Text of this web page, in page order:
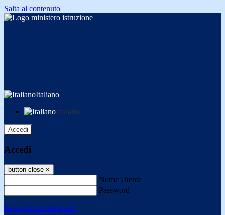
Salta al contenuto
Italiano
Italiano
Accedi
Accedi
button close ×
Nome Utente
Password
Password dimenticata?